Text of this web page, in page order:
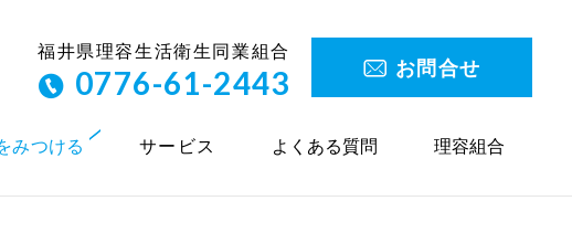
福井県理容生活衛生同業組合
0776-61-2443 お問合せ
みつける サービス よくある質問 理容組合